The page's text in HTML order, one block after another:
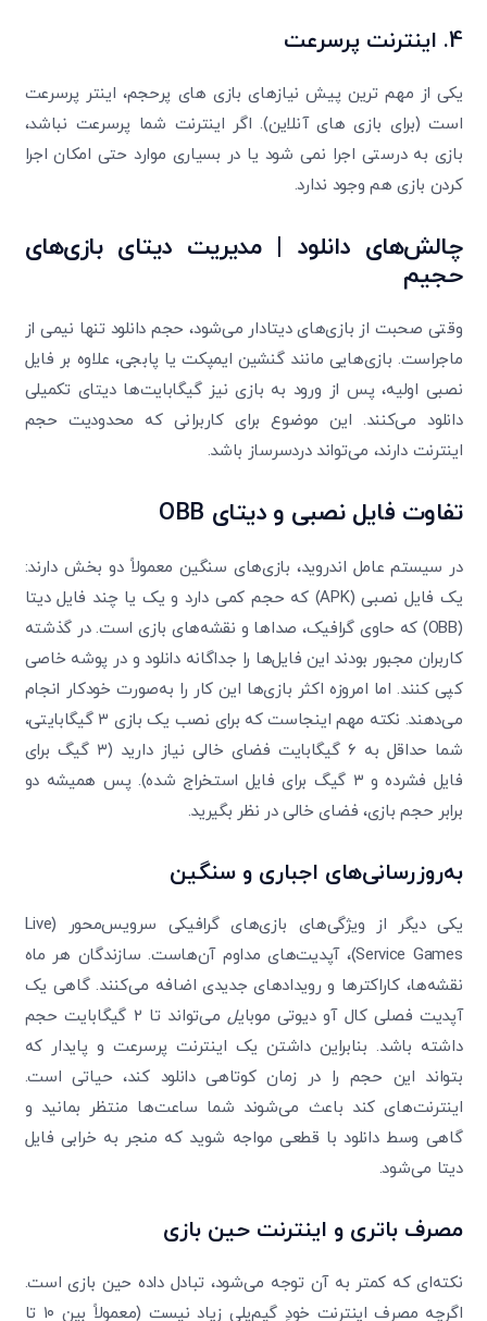
4. اینترنت پرسرعت
یکی از مهم ترین پیش نیازهای بازی های پرحجم، اینتر پرسرعت
است (برای بازی های آنلاین). اگر اینترنت شما پرسرعت نباشد،
بازی به درستی اجرا نمی شود یا در بسیاری موارد حتی امکان اجرا
کردن بازی هم وجود ندارد.
چالش‌های دانلود | مدیریت دیتای بازی‌های
حجیم
وقتی صحبت از بازی‌های دیتادار می‌شود، حجم دانلود تنها نیمی از
ماجراست. بازی‌هایی مانند گنشین ایمپکت یا پابجی، علاوه بر فایل
نصبی اولیه، پس از ورود به بازی نیز گیگابایت‌ها دیتای تکمیلی
دانلود می‌کنند. این موضوع برای کاربرانی که محدودیت حجم
اینترنت دارند، می‌تواند دردسرساز باشد.
تفاوت فایل نصبی و دیتای
در سیستم عامل اندروید، بازی‌های سنگین معمولاً دو بخش دارند:
یک فایل نصبی (APK) که حجم کمی دارد و یک یا چند فایل دیتا
(OBB) که حاوی گرافیک، صداها و نقشه‌های بازی است. در گذشته
کاربران مجبور بودند این فایل‌ها را جداگانه دانلود و در پوشه خاصی
کپی کنند. اما امروزه اکثر بازی‌ها این کار را به‌صورت خودکار انجام
می‌دهند. نکته مهم اینجاست که برای نصب یک بازی ۳ گیگابایتی،
شما حداقل به ۶ گیگابایت فضای خالی نیاز دارید (۳ گیگ برای
فایل فشرده و ۳ گیگ برای فایل استخراج شده). پس همیشه دو
برابر حجم بازی، فضای خالی در نظر بگیرید.
به‌روزرسانی‌های اجباری و سنگین
یکی دیگر از ویژگی‌های بازی‌های گرافیکی سرویس‌محور (Live
Service Games)، آپدیت‌های مداوم آن‌هاست. سازندگان هر ماه
نقشه‌ها، کاراکترها و رویدادهای جدیدی اضافه می‌کنند. گاهی یک
آپدیت فصلی کال آو دیوتی موبایل
می‌تواند تا ۲ گیگابایت حجم
داشته باشد. بنابراین داشتن یک اینترنت پرسرعت و پایدار که
بتواند این حجم را در زمان کوتاهی دانلود کند، حیاتی است.
اینترنت‌های کند باعث می‌شوند شما ساعت‌ها منتظر بمانید و
گاهی وسط دانلود با قطعی مواجه شوید که منجر به خرابی فایل
دیتا می‌شود.
مصرف باتری و اینترنت حین بازی
نکته‌ای که کمتر به آن توجه می‌شود، تبادل داده حین بازی است.
اگرچه مصرف اینترنت خودِ گیم‌پلی زیاد نیست (معمولاً بین ۱۰ تا
دریافت مجدد کد: 00:59
تایید کد
متوجه شدم